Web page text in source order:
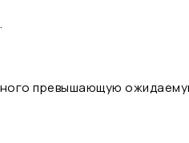
превышающую